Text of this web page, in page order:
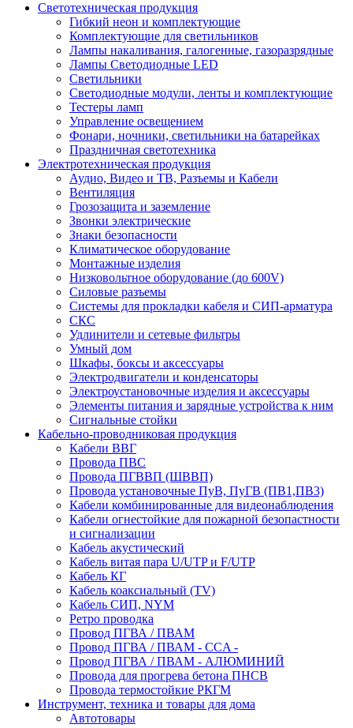
Светотехническая продукция
Гибкий неон и комплектующие
Комплектующие для светильников
Лампы накаливания, галогенные, газоразрядные
Лампы Светодиодные LED
Светильники
Светодиодные модули, ленты и комплектующие
Тестеры ламп
Управление освещением
Фонари, ночники, светильники на батарейках
Праздничная светотехника
Электротехническая продукция
Аудио, Видео и ТВ, Разъемы и Кабели
Вентиляция
Грозозащита и заземление
Звонки электрические
Знаки безопасности
Климатическое оборудование
Монтажные изделия
Низковольтное оборудование (до 600V)
Силовые разъемы
Системы для прокладки кабеля и СИП-арматура
СКС
Удлинители и сетевые фильтры
Умный дом
Шкафы, боксы и аксессуары
Электродвигатели и конденсаторы
Электроустановочные изделия и аксессуары
Элементы питания и зарядные устройства к ним
Сигнальные стойки
Кабельно-проводниковая продукция
Кабели ВВГ
Провода ПВС
Провода ПГВВП (ШВВП)
Провода установочные ПуВ, ПуГВ (ПВ1,ПВ3)
Кабели комбинированные для видеонаблюдения
Кабели огнестойкие для пожарной безопастности
и сигнализации
Кабель акустический
Кабель витая пара U/UTP и F/UTP
Кабель КГ
Кабель коаксиальный (TV)
Кабель СИП, NYM
Ретро проводка
Провод ПГВА / ПВАМ
Провод ПГВА / ПВАМ - CCA -
Провод ПГВА / ПВАМ - АЛЮМИНИЙ
Провода для прогрева бетона ПНСВ
Провода термостойкие РКГМ
Инструмент, техника и товары для дома
Автотовары